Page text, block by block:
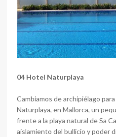
04 Hotel Naturplaya
Cambiamos de archipiélago
Naturplaya, en Mallorca, un
frente a la playa natural de Sa
aislamiento del bullicio y poder